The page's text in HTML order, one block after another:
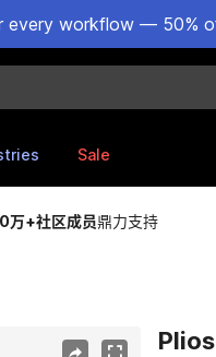
every workflow — 50%
Sale
万+社区成员鼎力支持